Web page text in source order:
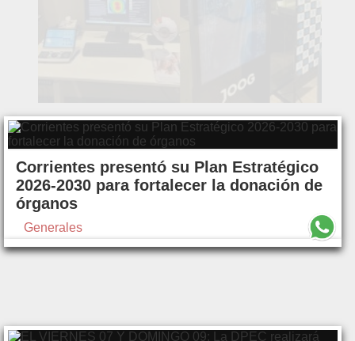
Corrientes presentó su Plan Estratégico
2026-2030 para fortalecer la donación de
órganos
Generales